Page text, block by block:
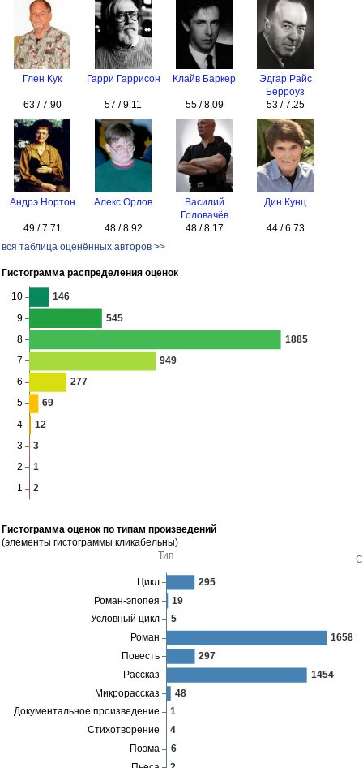
Глен Кук
63 / 7.90
Гарри Гаррисон
57 / 9.11
Клайв Баркер
55 / 8.09
Эдгар Райс
Берроуз
53 / 7.25
Андрэ Нортон
49 / 7.71
Алекс Орлов
48 / 8.92
Василий
Головачёв
48 / 8.17
Дин Кунц
44 / 6.73
вся таблица оценённых авторов >>
Гистограмма распределения оценок
Гистограмма оценок по типам произведений
(элементы гистограммы кликабельны)